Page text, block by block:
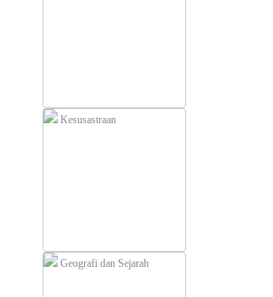
Kesusastraan
Geografi dan Sejarah